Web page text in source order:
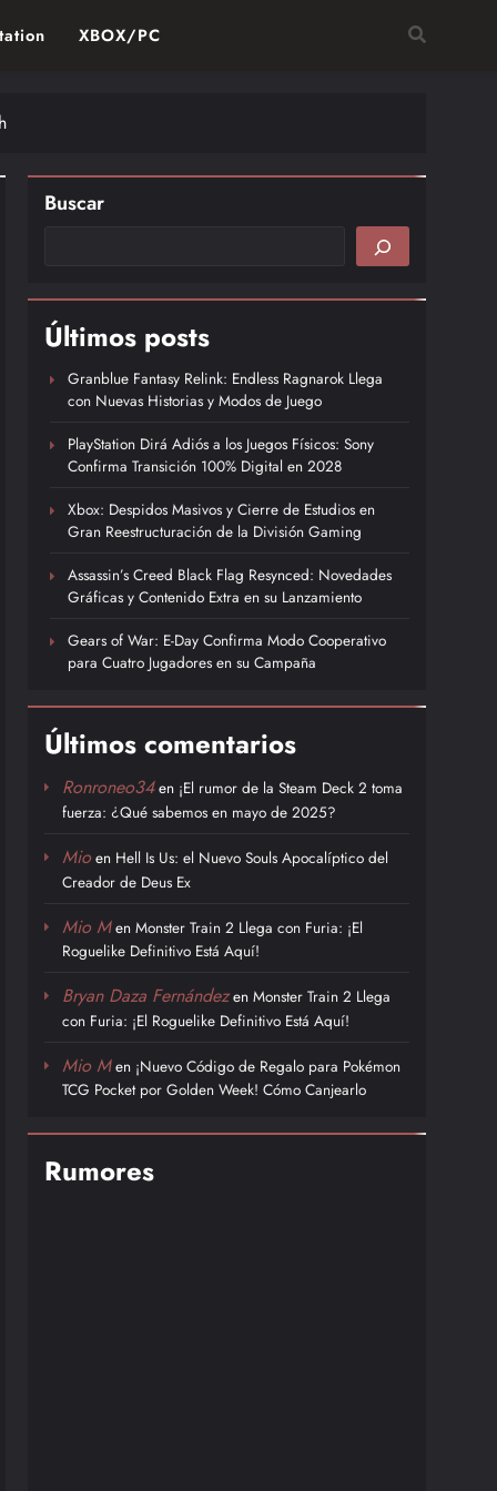
XBOX/PC
Buscar
Últimos posts
Granblue Fantasy Relink: Endless Ragnarok Llega
con Nuevas Historias y Modos de Juego
PlayStation Dirá Adiós a los Juegos Físicos: Sony
Confirma Transición 100% Digital en 2028
Xbox: Despidos Masivos y Cierre de Estudios en
Gran Reestructuración de la División Gaming
Assassin’s Creed Black Flag Resynced: Novedades
Gráficas y Contenido Extra en su Lanzamiento
Gears of War: E-Day Confirma Modo Cooperativo
para Cuatro Jugadores en su Campaña
Últimos comentarios
Ronroneo34en ¡El rumor de la Steam Deck 2 toma
fuerza: ¿Qué sabemos en mayo de 2025?
Mioen Hell Is Us: el Nuevo Souls Apocalíptico del
Creador de Deus Ex
Mio MenMonster Train 2 Llega con Furia: ¡El
Roguelike Definitivo Está Aquí!
Bryan Daza FernándezenMonster Train 2 Llega
con Furia: ¡El Roguelike Definitivo Está Aquí!
Mio Men ¡Nuevo Código de Regalo para Pokémon
TCG Pocket por Golden Week! Cómo Canjearlo
Rumores